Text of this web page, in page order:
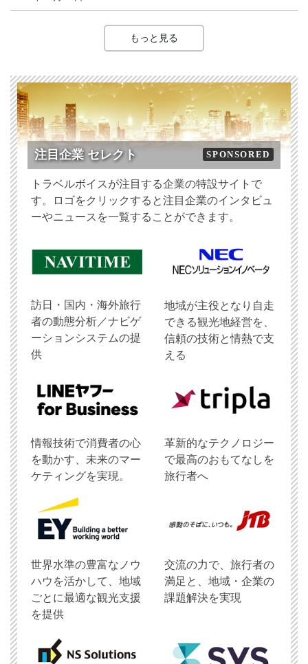
もっと見る
注目企業 セレクト SPONSORED
トラベルボイスが注目する企業の特設サイトで
す。ロゴをクリックすると注目企業のインタビュ
ーやニュースを一覧することができます。
訪日・国内・海外旅行
者の動態分析／ナビゲ
ーションシステムの提
供
地域が主役となり自走
できる観光地経営を、
信頼の技術と情熱で支
える
情報技術で消費者の心
を動かす、未来のマー
ケティングを実現。
革新的なテクノロジー
で最高のおもてなしを
旅行者へ
世界水準の豊富なノウ
ハウを活かして、地域
ごとに最適な観光支援
を提供
交流の力で、旅行者の
満足と、地域・企業の
課題解決を実現